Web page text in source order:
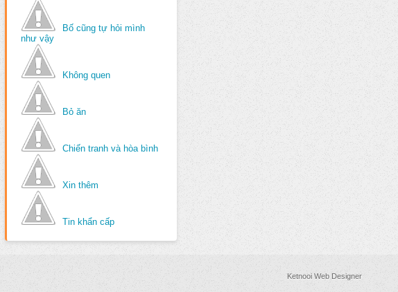
Bố cũng tự hỏi mình
như vậy
Không quen
Bỏ ăn
Chiến tranh và hòa bình
Xin thêm
Tin khẩn cấp
Ketnooi Web Designer